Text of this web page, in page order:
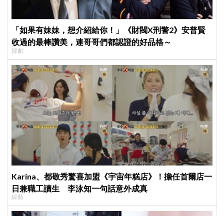
「如果有妹妹，想介紹給你！」《財閥X刑警2》安普賢
收過的最棒讚美，連哥哥們都認證的好品格～
韓劇
Karina、都敬秀驚喜加盟《宇宙年糕店》！擔任首爾店一
日兼職工讀生 李泳知一句話意外成真
綜藝